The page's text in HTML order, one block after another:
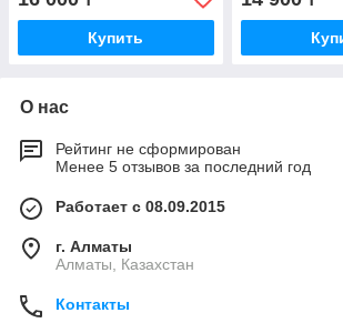
Купить
О нас
Рейтинг не сформирован
Менее 5 отзывов за последний год
Работает с 08.09.2015
г. Алматы
Алматы, Казахстан
Контакты